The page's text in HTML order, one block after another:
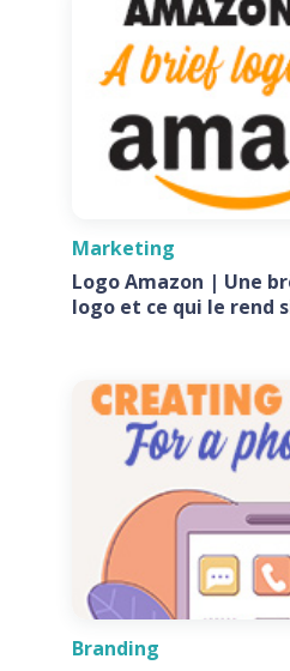
Marketing
Logo Amazon | Une
logo et ce qui le rend
Branding